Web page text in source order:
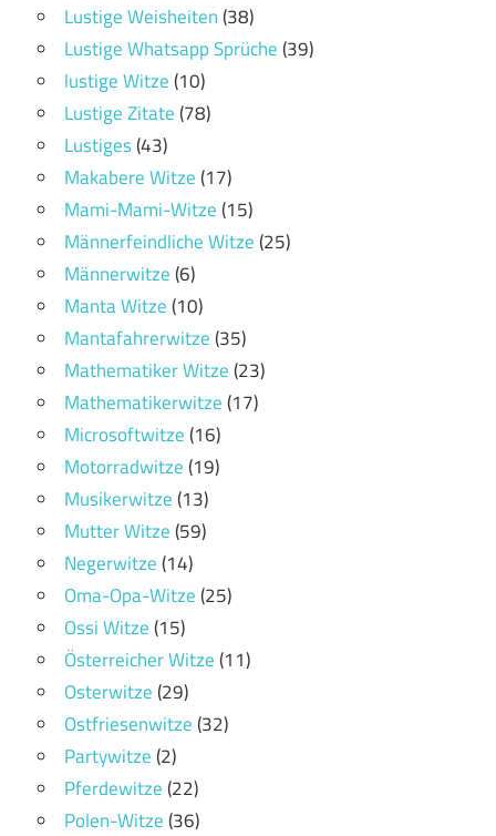
Lustige Weisheiten(38)
Lustige Whatsapp Sprüche(39)
lustige Witze(10)
Lustige Zitate(78)
Lustiges(43)
Makabere Witze(17)
Mami-Mami-Witze(15)
Männerfeindliche Witze(25)
Männerwitze(6)
Manta Witze(10)
Mantafahrerwitze(35)
Mathematiker Witze(23)
Mathematikerwitze(17)
Microsoftwitze(16)
Motorradwitze(19)
Musikerwitze(13)
Mutter Witze(59)
Negerwitze(14)
Oma-Opa-Witze(25)
Ossi Witze(15)
Österreicher Witze(11)
Osterwitze(29)
Ostfriesenwitze(32)
Partywitze(2)
Pferdewitze(22)
Polen-Witze(36)